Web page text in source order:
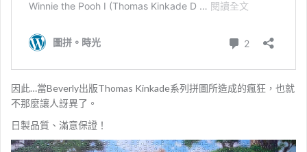
因此…當Beverly出版Thomas Kinkade系列拼圖所造成的瘋狂，也就
不那麼讓人訝異了。
日製品質、滿意保證！